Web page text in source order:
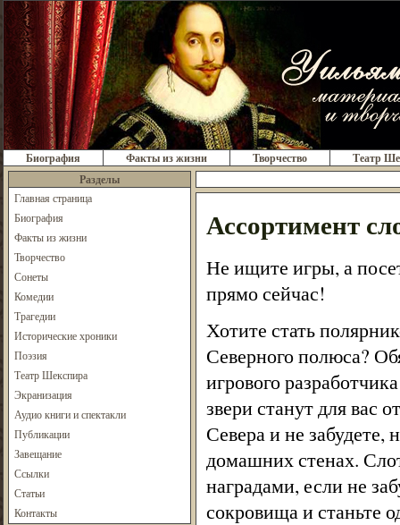
Биография Факты из жизни Творчество
Театр
Разделы
Главная страница
Биография
Факты из жизни
Творчество
Сонеты
Комедии
Трагедии
Исторические хроники
Поэзия
Театр Шекспира
Экранизация
Аудио книги и спектакли
Публикации
Завещание
Ссылки
Статьи
Контакты
Ассортимент
Не ищите игры, а
прямо сейчас!
Хотите стать
Северного полюса?
игрового
звери станут для вас
Севера и не
домашних стенах.
наградами, если не
сокровища и станьте